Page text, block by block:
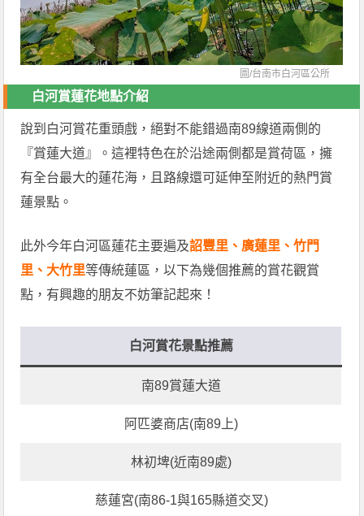
圖/台南市白河區公所
白河賞蓮花地點介紹
說到白河賞花重頭戲，絕對不能錯過南89線道兩側的
『賞蓮大道』。這裡特色在於沿途兩側都是賞荷區，擁
有全台最大的蓮花海，且路線還可延伸至附近的熱門賞
蓮景點。
此外今年白河區蓮花主要遍及詔豐里、廣蓮里、竹門
里、大竹里等傳統蓮區，以下為幾個推薦的賞花觀賞
點，有興趣的朋友不妨筆記起來！
白河賞花景點推薦
南89賞蓮大道
阿匹婆商店(南89上)
林初埤(近南89處)
慈蓮宮(南86-1與165縣道交叉)